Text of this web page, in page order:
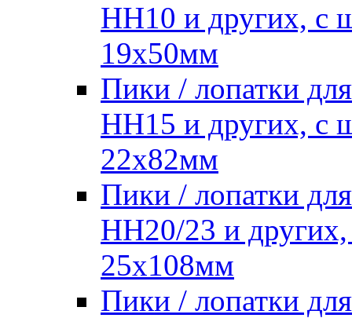
HH10 и других, с
19х50мм
Пики / лопатки
HH15 и других, с
22х82мм
Пики / лопатки
HH20/23 и
25х108мм
Пики / лопатки